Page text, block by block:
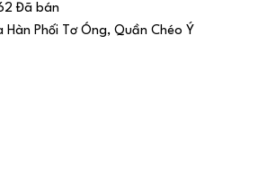
Đã bán
Hàn Phối Tơ Óng, Quần Chéo Ý